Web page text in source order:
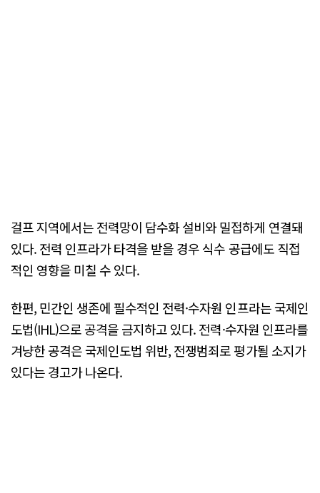
걸프 지역에서는 전력망이 담수화 설비와 밀접하게 연결돼
있다. 전력 인프라가 타격을 받을 경우 식수 공급에도 직접
적인 영향을 미칠 수 있다.
한편, 민간인 생존에 필수적인 전력·수자원 인프라는 국제인
도법(IHL)으로 공격을 금지하고 있다. 전력·수자원 인프라를
겨냥한 공격은 국제인도법 위반, 전쟁범죄로 평가될 소지가
있다는 경고가 나온다.